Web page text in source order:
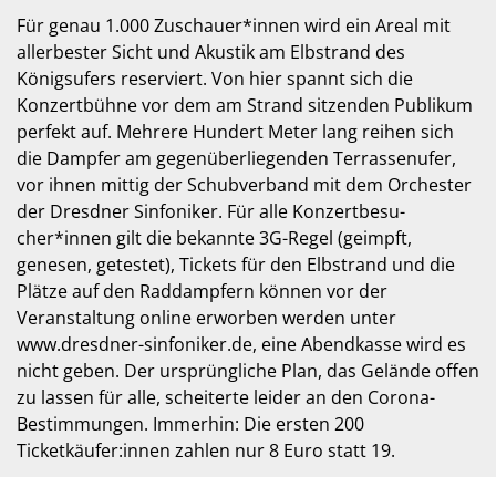
Für genau 1.000 Zuschauer*in­nen wird ein Areal mit
allerbester Sicht und Akustik am Elbstrand des
Königsufers reserviert. Von hier spannt sich die
Konzertbühne vor dem am Strand sitzenden Publikum
perfekt auf. Mehrere Hundert Meter lang reihen sich
die Dampfer am gegenüberliegenden Terrassenufer,
vor ihnen mittig der Schubverband mit dem Orchester
der Dresdner Sinfoniker. Für alle Konzert­besu­
cher*innen gilt die bekannte 3G-Regel (geimpft,
genesen, getestet), Tickets für den Elbstrand und die
Plätze auf den Raddampfern können vor der
Veranstaltung online erworben werden unter
www.dresdner-sinfoniker.de, eine Abendkasse wird es
nicht geben. Der ursprüngliche Plan, das Gelände offen
zu lassen für alle, scheiterte leider an den Corona-
Bestimmungen. Immerhin: Die ersten 200
Ticketkäufer:innen zahlen nur 8 Euro statt 19.